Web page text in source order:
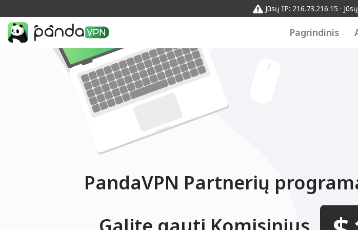
Jūsų IP: 216.73.216.15 ·
Pagrindinis
PandaVPN Partnerių